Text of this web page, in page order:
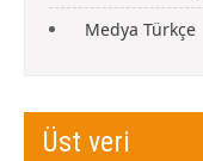
Medya Türkçe
Üst veri